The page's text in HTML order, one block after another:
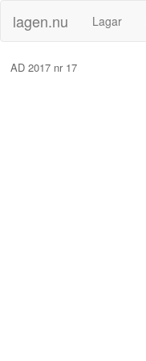
lagen.nu Lagar
AD 2017 nr 17